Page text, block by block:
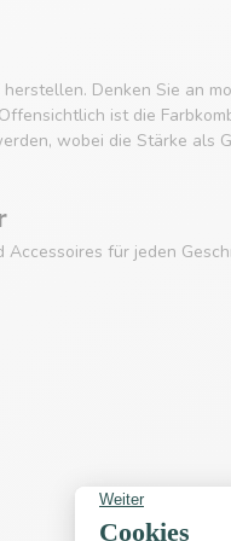
Denken Sie an
ist die
wobei die Stärke als
für jeden